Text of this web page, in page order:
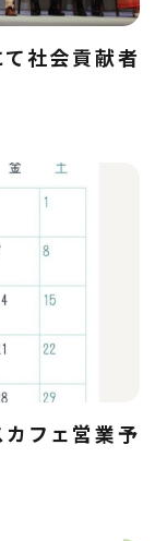
社会貢献者
カフェ営業予